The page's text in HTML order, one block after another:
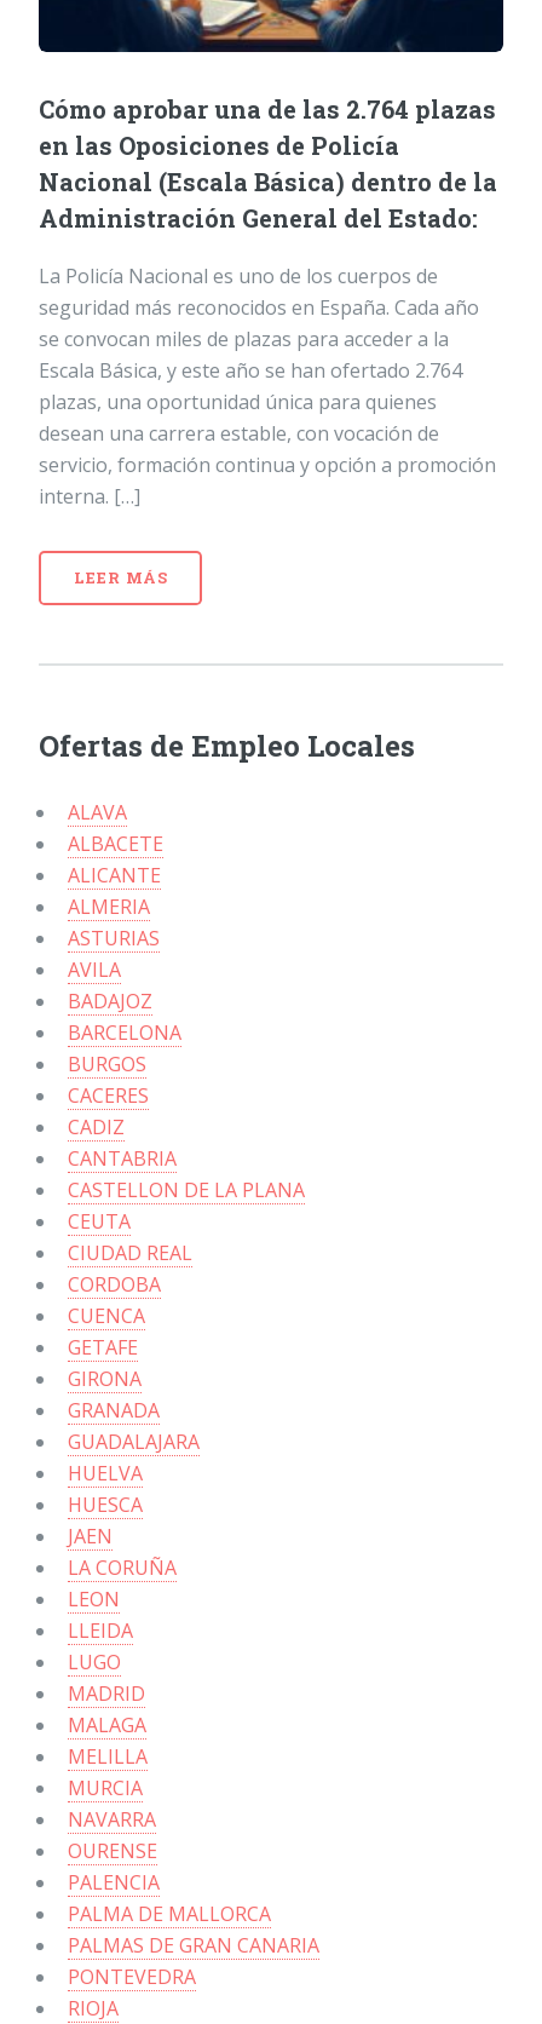
Cómo aprobar una de las 2.764 plazas
en las Oposiciones de Policía
Nacional (Escala Básica) dentro de la
Administración General del Estado:
La Policía Nacional es uno de los cuerpos de
seguridad más reconocidos en España. Cada año
se convocan miles de plazas para acceder a la
Escala Básica, y este año se han ofertado 2.764
plazas, una oportunidad única para quienes
desean una carrera estable, con vocación de
servicio, formación continua y opción a promoción
interna. […]
LEER MÁS
Ofertas de Empleo Locales
ALAVA
ALBACETE
ALICANTE
ALMERIA
ASTURIAS
AVILA
BADAJOZ
BARCELONA
BURGOS
CACERES
CADIZ
CANTABRIA
CASTELLON DE LA PLANA
CEUTA
CIUDAD REAL
CORDOBA
CUENCA
GETAFE
GIRONA
GRANADA
GUADALAJARA
HUELVA
HUESCA
JAEN
LA CORUÑA
LEON
LLEIDA
LUGO
MADRID
MALAGA
MELILLA
MURCIA
NAVARRA
OURENSE
PALENCIA
PALMA DE MALLORCA
PALMAS DE GRAN CANARIA
PONTEVEDRA
RIOJA